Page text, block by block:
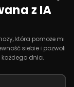
z IA
która pomoże mi
siebie i pozwoli
każdego dnia.